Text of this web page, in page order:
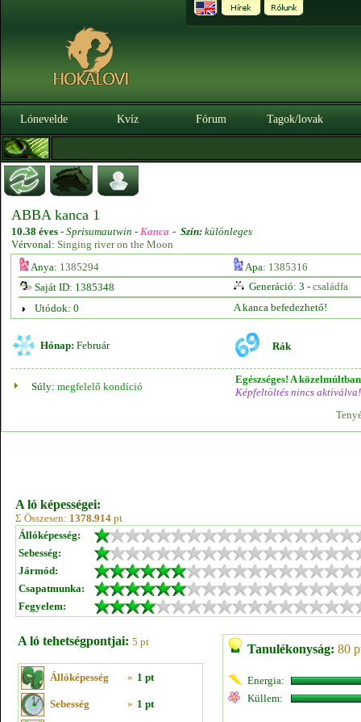
Lónevelde Kvíz Fórum Tagok/lovak
ABBA kanca 1
10.38 éves - Sprisumautwin - Kanca - Szín: különleges
Vérvonal: Singing river on the Moon
Anya: 1385294 Apa: 1385316
Saját ID: 1385348
Generáció: 3 - családfa
Utódok: 0
A kanca befedezhető!
Hónap: Február Rák
Súly: megfelelő kondíció
Egészséges! A
Képfeltöltés nincs aktiválva!
A ló képességei:
Σ Összesen: 1378.914 pt
Állóképesség:
Sebesség:
Jármód:
Csapatmunka:
Fegyelem:
A ló tehetségpontjai: 5 pt
Állóképesség » 1 pt
Sebesség » 1 pt
Tanulékonyság: 80
Energia:
Küllem: